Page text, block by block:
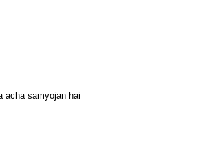
acha samyojan hai